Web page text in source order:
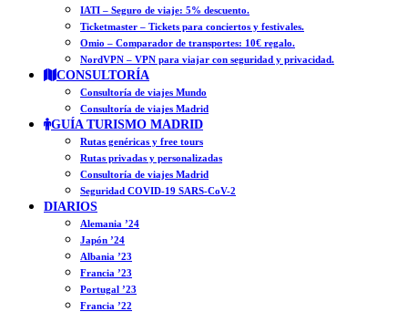
IATI – Seguro de viaje: 5% descuento.
Ticketmaster – Tickets para conciertos y festivales.
Omio – Comparador de transportes: 10€ regalo.
NordVPN – VPN para viajar con seguridad y privacidad.
CONSULTORÍA
Consultoría de viajes Mundo
Consultoría de viajes Madrid
GUÍA TURISMO MADRID
Rutas genéricas y free tours
Rutas privadas y personalizadas
Consultoría de viajes Madrid
Seguridad COVID-19 SARS-CoV-2
DIARIOS
Alemania ’24
Japón ’24
Albania ’23
Francia ’23
Portugal ’23
Francia ’22